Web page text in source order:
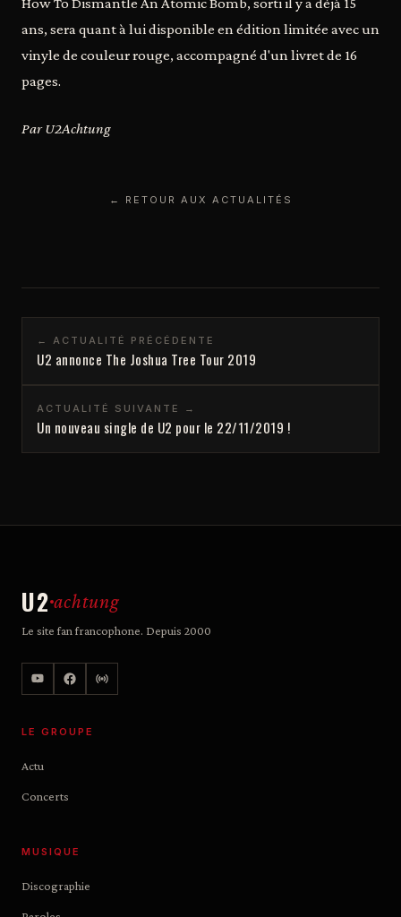
ans, sera quant à lui disponible en édition limitée avec un
vinyle de couleur rouge, accompagné d'un livret de 16
pages.
Par U2Achtung
← RETOUR AUX ACTUALITÉS
← ACTUALITÉ PRÉCÉDENTE
U2 annonce The Joshua Tree Tour 2019
ACTUALITÉ SUIVANTE →
Un nouveau single de U2 pour le 22/11/2019 !
U2 achtung
Le site fan francophone. Depuis 2000
LE GROUPE
Actu
Concerts
MUSIQUE
Discographie